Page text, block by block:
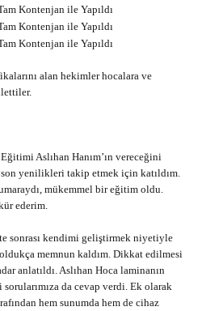
alan hekimler hocalara ve
Eğitimi Aslıhan Hanım’ın vereceğini
yenilikleri takip etmek için katıldım.
mükemmel bir eğitim oldu.
ederim.
sonrası kendimi geliştirmek niyetiyle
memnun kaldım. Dikkat edilmesi
anlatıldı. Aslıhan Hoca laminanın
sorularımıza da cevap verdi. Ek olarak
hem sunumda hem de cihaz